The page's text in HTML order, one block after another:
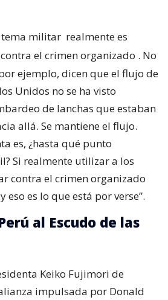
tema militar realmente es
el crimen organizado . No
ejemplo, dicen que el flujo de
Unidos no se ha visto
de lanchas que estaban
allá. Se mantiene el flujo.
es, ¿hasta qué punto
Si realmente utilizar a los
contra el crimen organizado
eso es lo que está por verse”.
al Escudo de las
Keiko Fujimori de
impulsada por Donald